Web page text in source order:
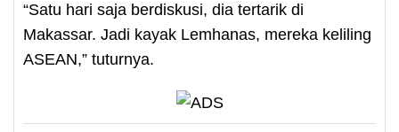
“Satu hari saja berdiskusi, dia tertarik di
Makassar. Jadi kayak Lemhanas, mereka keliling
ASEAN,” tuturnya.